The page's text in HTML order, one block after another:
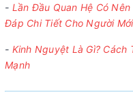
- Lần Đầu Quan Hệ Có Nên
Đáp Chi Tiết Cho Người Mới
- Kinh Nguyệt Là Gì? Cách
Mạnh